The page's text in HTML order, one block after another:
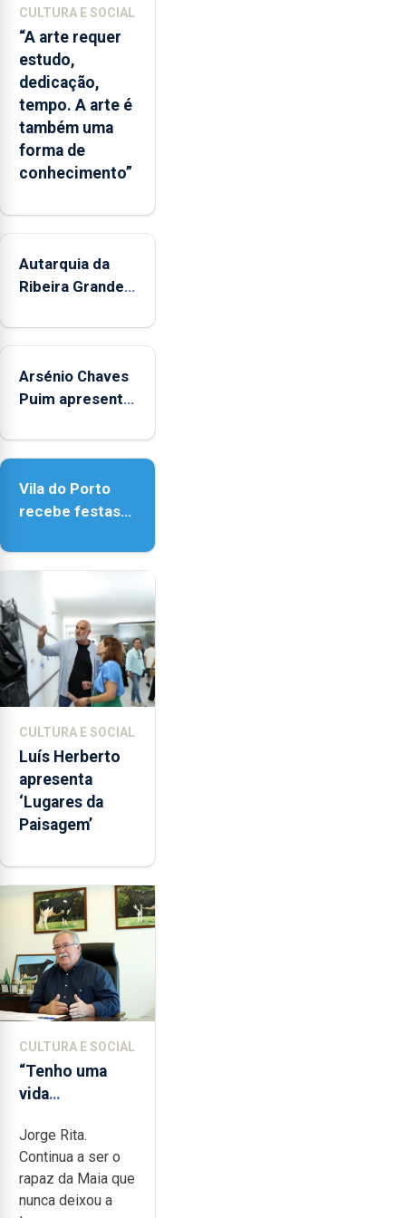
CULTURA E SOCIAL
“A arte requer
estudo,
dedicação,
tempo. A arte é
também uma
forma de
conhecimento”
Autarquia da
Ribeira Grande
iniciativa
Verão"
Arsénio Chaves
Puim apresenta
Biblioteca de
Vila do Porto
recebe festas
Nossa Senhora
CULTURA E SOCIAL
Luís Herberto
apresenta
‘Lugares da
Paisagem’
CULTURA E SOCIAL
“Tenho uma
vida
cheia de
trabalho,
dedicação,
gosto e muita
Jorge Rita.
Continua a ser o
rapaz da Maia que
nunca deixou a